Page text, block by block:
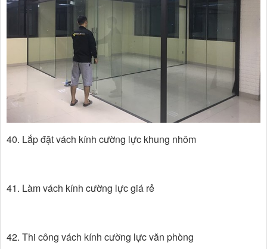
40. Lắp đặt vách kính cường lực khung nhôm
41. Làm vách kính cường lực giá rẻ
42. Thi công vách kính cường lực văn phòng